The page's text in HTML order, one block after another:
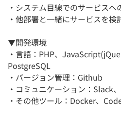
・システム目線でのサービスへ
・他部署と一緒にサービスを検
▼開発環境
・言語：PHP、
PostgreSQL
・バージョン管理：Github
・コミュニケーション：Slack
・その他ツール：Docker、